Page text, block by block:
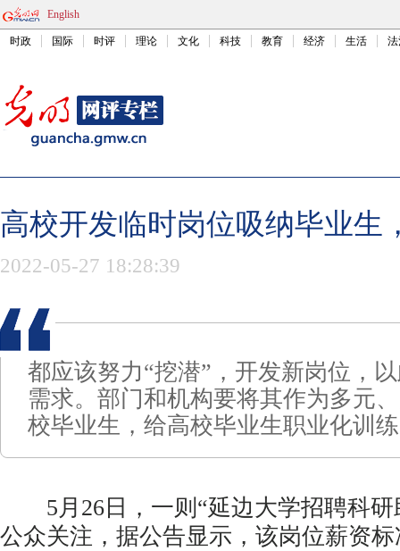
English
时政 国际 时评 理论 文化 科技 教育 经济 生活
高校开发临时岗位吸纳毕业生
2022-05-27 18:28:39
都应该努力“挖潜”，开发新岗位，
需求。部门和机构要将其作为多元
校毕业生，给高校毕业生职业化训
5月26日，一则“延边大学招聘科研
公众关注，据公告显示，该岗位薪资